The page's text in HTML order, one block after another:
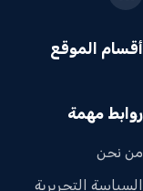
أقسام الموقع
روابط مهمة
من نحن
السياسة التحريرية